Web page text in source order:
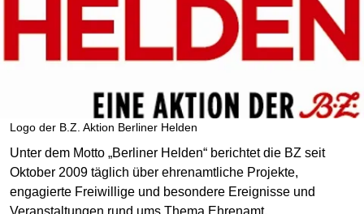
Logo der B.Z. Aktion Berliner Helden
Unter dem Motto „Berliner Helden“ berichtet die BZ seit
Oktober 2009 täglich über ehrenamtliche Projekte,
engagierte Freiwillige und besondere Ereignisse und
Veranstaltungen rund ums Thema Ehrenamt.